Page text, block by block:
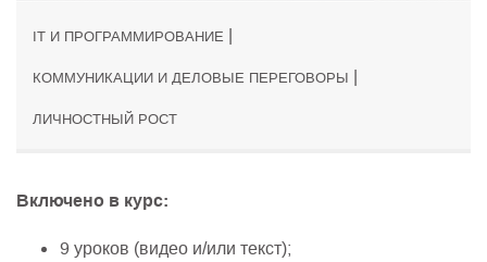
IT И ПРОГРАММИРОВАНИЕ |
КОММУНИКАЦИИ И ДЕЛОВЫЕ ПЕРЕГОВОРЫ |
ЛИЧНОСТНЫЙ РОСТ
Включено в курс:
9 уроков (видео и/или текст);